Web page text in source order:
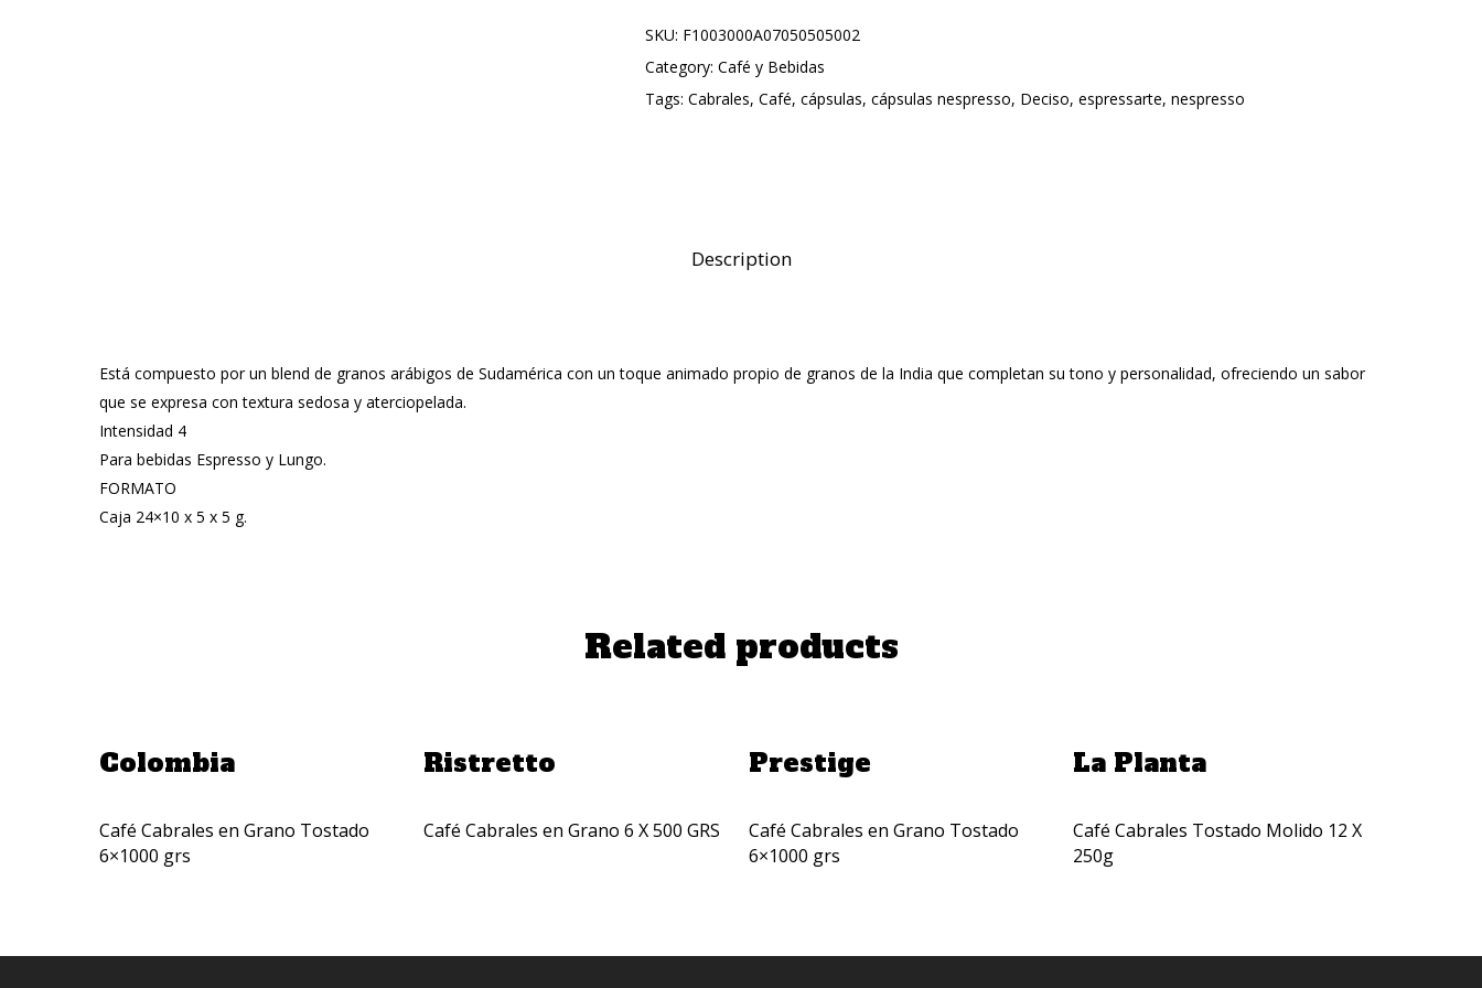
SKU: F1003000A07050505002
Category: Café y Bebidas
Tags: Cabrales, Café, cápsulas, cápsulas nespresso, Deciso, espressarte, nespresso
Description
Está compuesto por un blend de granos arábigos de Sudamérica con un toque animado propio de granos de la India que completan su tono y personalidad, ofreciendo un sabor
que se expresa con textura sedosa y aterciopelada.
Intensidad 4
Para bebidas Espresso y Lungo.
FORMATO
Caja 24×10 x 5 x 5 g.
Related products
Colombia
Café Cabrales en Grano Tostado
6×1000 grs
Ristretto
Café Cabrales en Grano 6 X 500 GRS
Prestige
Café Cabrales en Grano Tostado
6×1000 grs
La Planta
Café Cabrales Tostado Molido 12 X
250g